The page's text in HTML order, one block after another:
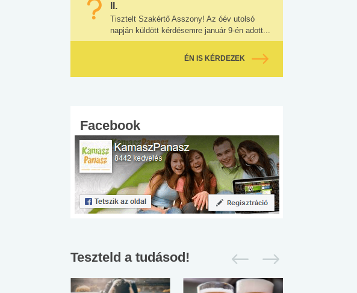
II.
Tisztelt Szakértő Asszony! Az óév utolsó
napján küldött kérdésemre január 9-én adott...
ÉN IS KÉRDEZEK
Facebook
Teszteld a tudásod!